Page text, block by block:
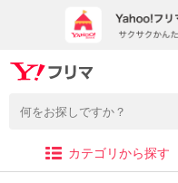
カテゴリから探す